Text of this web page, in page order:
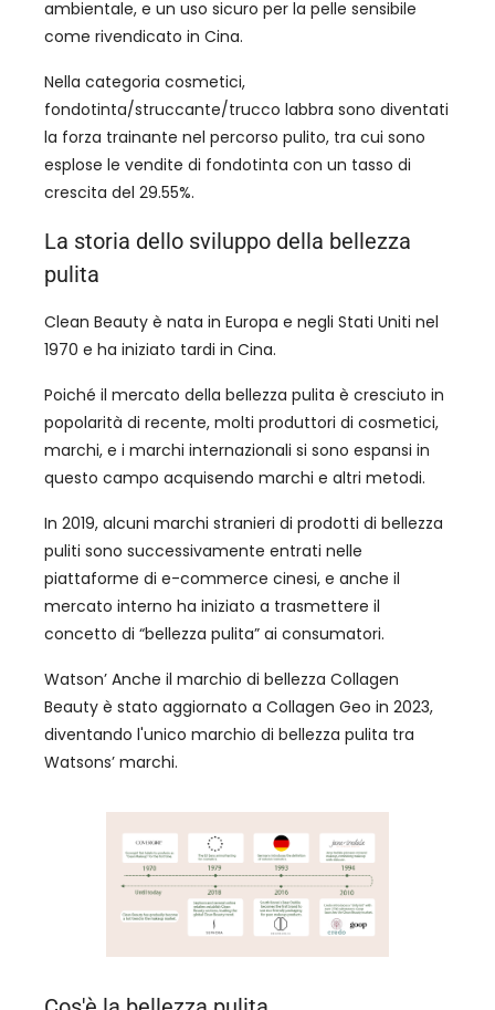
ambientale, e un uso sicuro per la pelle sensibile
come rivendicato in Cina.
Nella categoria cosmetici,
fondotinta/struccante/trucco labbra sono diventati
la forza trainante nel percorso pulito, tra cui sono
esplose le vendite di fondotinta con un tasso di
crescita del 29.55%.
La storia dello sviluppo della bellezza
pulita
Clean Beauty è nata in Europa e negli Stati Uniti nel
1970 e ha iniziato tardi in Cina.
Poiché il mercato della bellezza pulita è cresciuto in
popolarità di recente, molti produttori di cosmetici,
marchi, e i marchi internazionali si sono espansi in
questo campo acquisendo marchi e altri metodi.
In 2019, alcuni marchi stranieri di prodotti di bellezza
puliti sono successivamente entrati nelle
piattaforme di e-commerce cinesi, e anche il
mercato interno ha iniziato a trasmettere il
concetto di “bellezza pulita” ai consumatori.
Watson’ Anche il marchio di bellezza Collagen
Beauty è stato aggiornato a Collagen Geo in 2023,
diventando l'unico marchio di bellezza pulita tra
Watsons’ marchi.